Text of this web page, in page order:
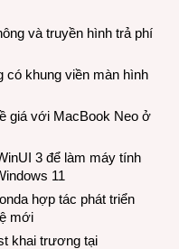
và truyền hình trả phí
có khung viền màn hình
giá với MacBook Neo ở
3 để làm máy tính
11
hợp tác phát triển
mới
khai trương tại